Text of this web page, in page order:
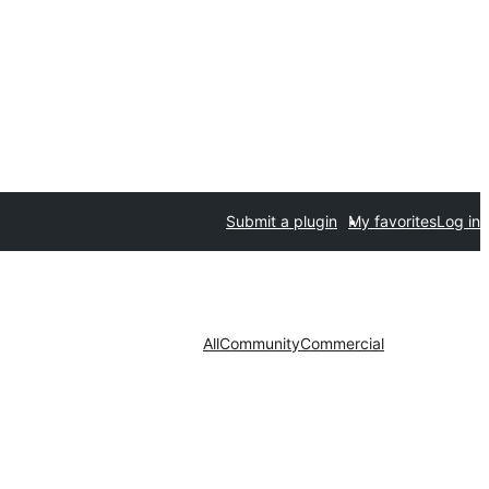
Submit a plugin My favoritesLog in
AllCommunityCommercial